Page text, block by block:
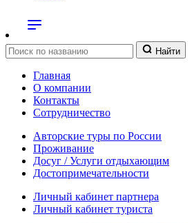
Найти
Главная
О компании
Контакты
Сотрудничество
Авторские туры по России
Проживание
Досуг / Услуги отдыхающим
Достопримечательности
Личный кабинет партнера
Личный кабинет туриста